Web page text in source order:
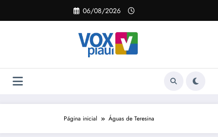
o
06/08/2026
Página inicial Águas de Teresina